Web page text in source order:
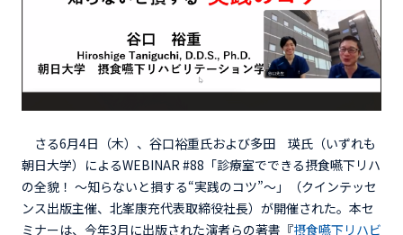
さる6月4日（木）、谷口裕重氏および多田 瑛氏（いずれも
朝日大学）によるWEBINAR #88「診療室でできる摂食嚥下リハ
の全貌！ ～知らないと損する“実践のコツ”～」（クインテッセ
ンス出版主催、北峯康充代表取締役社長）が開催された。本セ
ミナーは、今年3月に出版された演者らの著書『摂食嚥下リハビ